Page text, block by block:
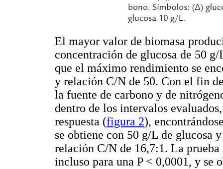
El mayor valor de biomasa
concentración de glucosa de 50
que el máximo rendimiento se
y relación C/N de 50. Con el fin
la fuente de carbono y de
dentro de los intervalos
respuesta (figura 2),
se obtiene con 50 g/L de glucosa
relación C/N de 16,7:1. La
incluso para una P < 0,0001, y se